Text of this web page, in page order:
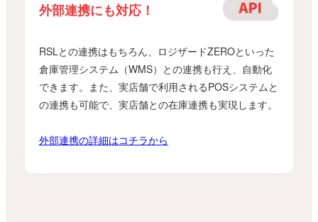
外部連携にも対応！
RSLとの連携はもちろん、ロジザードZEROといった
倉庫管理システム（WMS）との連携も行え、自動化
できます。また、実店舗で利用されるPOSシステムと
の連携も可能で、実店舗との在庫連携も実現します。
外部連携の詳細はコチラから